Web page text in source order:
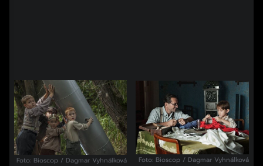
Foto: Bioscop / Dagmar Vyhnálková Foto: Bioscop / Dagmar Vyhnálková